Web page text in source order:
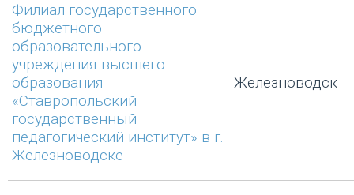
Филиал государственного
бюджетного
образовательного
учреждения высшего
образования
«Ставропольский
государственный
педагогический институт» в г.
Железноводске
Железноводск